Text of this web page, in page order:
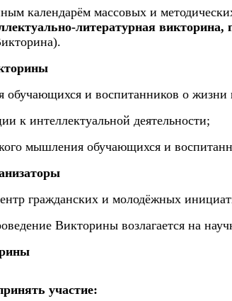
календарём массовых и
литературная
обучающихся и воспитанников о
к интеллектуальной деятельности;
мышления обучающихся и
гражданских и молодёжных
Викторины возлагается на
участие: